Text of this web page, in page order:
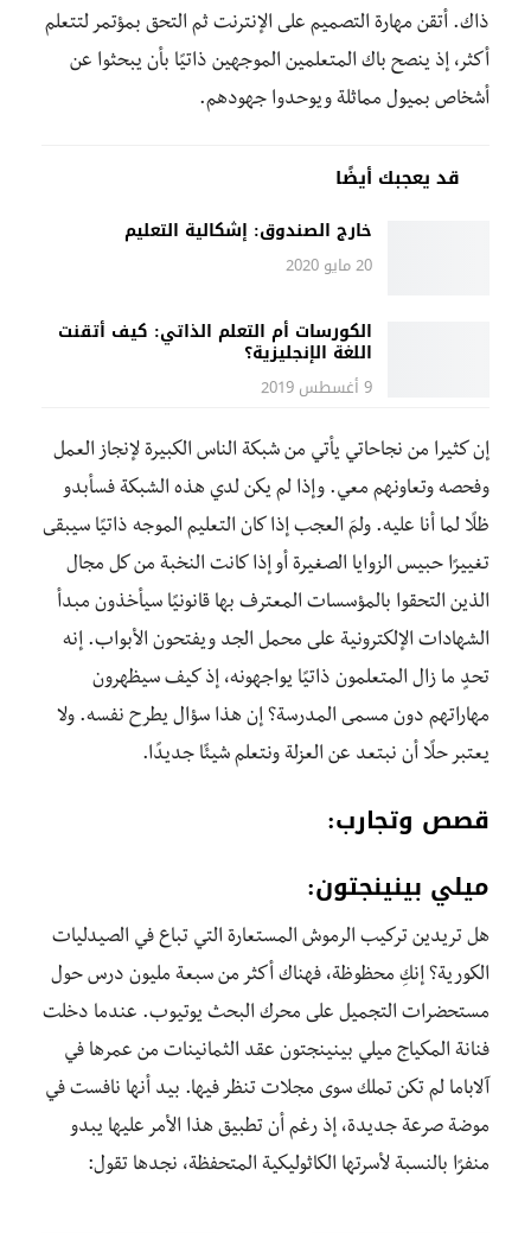
ذاك. أتقن مهارة التصميم على الإنترنت ثم التحق بمؤتمر لتتعلم
أكثر، إذ ينصح باك المتعلمين الموجهين ذاتيًا بأن يبحثوا عن
أشخاص بميول مماثلة ويوحدوا جهودهم.
قد يعجبك أيضًا
خارج الصندوق: إشكالية التعليم
20 مايو 2020
الكورسات أم التعلم الذاتي: كيف أتقنت
اللغة الإنجليزية؟
9 أغسطس 2019
إن كثيرا من نجاحاتي يأتي من شبكة الناس الكبيرة لإنجاز العمل
وفحصه وتعاونهم معي. وإذا لم يكن لدي هذه الشبكة فسأبدو
ظلًا لما أنا عليه. ولمَ العجب إذا كان التعليم الموجه ذاتيًا سيبقى
تغييرًا حبيس الزوايا الصغيرة أو إذا كانت النخبة من كل مجال
الذين التحقوا بالمؤسسات المعترف بها قانونيًا سيأخذون مبدأ
الشهادات الإلكترونية على محمل الجد ويفتحون الأبواب. إنه
تحدٍ ما زال المتعلمون ذاتيًا يواجهونه، إذ كيف سيظهرون
مهاراتهم دون مسمى المدرسة؟ إن هذا سؤال يطرح نفسه. ولا
يعتبر حلًا أن نبتعد عن العزلة ونتعلم شيئًا جديدًا.
قصص وتجارب:
ميلي بينينجتون:
هل تريدين تركيب الرموش المستعارة التي تباع في الصيدليات
الكورية؟ إنكِ محظوظة، فهناك أكثر من سبعة مليون درس حول
مستحضرات التجميل على محرك البحث يوتيوب. عندما دخلت
فنانة المكياج ميلي بينينجتون عقد الثمانينات من عمرها في
آلاباما لم تكن تملك سوى مجلات تنظر فيها. بيد أنها نافست في
موضة صرعة جديدة، إذ رغم أن تطبيق هذا الأمر عليها يبدو
منفرًا بالنسبة لأسرتها الكاثوليكية المتحفظة، نجدها تقول: